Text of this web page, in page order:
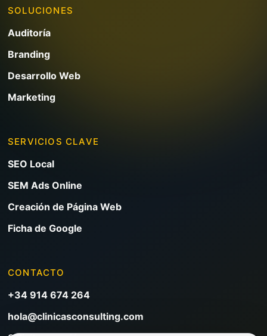
SOLUCIONES
Auditoría
Branding
Desarrollo Web
Marketing
SERVICIOS CLAVE
SEO Local
SEM Ads Online
Creación de Página Web
Ficha de Google
CONTACTO
+34 914 674 264
hola@clinicasconsulting.com